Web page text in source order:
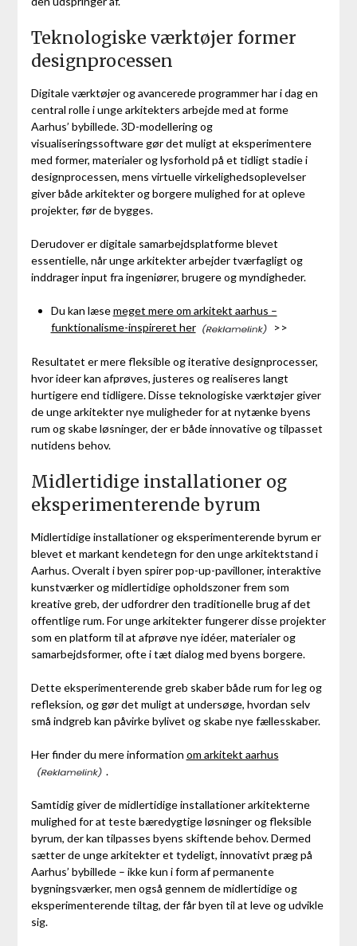
Teknologiske værktøjer former
designprocessen
Digitale værktøjer og avancerede programmer har i dag en
central rolle i unge arkitekters arbejde med at forme
Aarhus’ bybillede. 3D-modellering og
visualiseringssoftware gør det muligt at eksperimentere
med former, materialer og lysforhold på et tidligt stadie i
designprocessen, mens virtuelle virkelighedsoplevelser
giver både arkitekter og borgere mulighed for at opleve
projekter, før de bygges.
Derudover er digitale samarbejdsplatforme blevet
essentielle, når unge arkitekter arbejder tværfagligt og
inddrager input fra ingeniører, brugere og myndigheder.
Du kan læsemeget mere om arkitekt aarhus –
funktionalisme-inspireret her
>>
Resultatet er mere fleksible og iterative designprocesser,
hvor ideer kan afprøves, justeres og realiseres langt
hurtigere end tidligere. Disse teknologiske værktøjer giver
de unge arkitekter nye muligheder for at nytænke byens
rum og skabe løsninger, der er både innovative og tilpasset
nutidens behov.
Midlertidige installationer og
eksperimenterende byrum
Midlertidige installationer og eksperimenterende byrum er
blevet et markant kendetegn for den unge arkitektstand i
Aarhus. Overalt i byen spirer pop-up-pavilloner, interaktive
kunstværker og midlertidige opholdszoner frem som
kreative greb, der udfordrer den traditionelle brug af det
offentlige rum. For unge arkitekter fungerer disse projekter
som en platform til at afprøve nye idéer, materialer og
samarbejdsformer, ofte i tæt dialog med byens borgere.
Dette eksperimenterende greb skaber både rum for leg og
refleksion, og gør det muligt at undersøge, hvordan selv
små indgreb kan påvirke bylivet og skabe nye fællesskaber.
Her finder du mere information om arkitekt aarhus
.
Samtidig giver de midlertidige installationer arkitekterne
mulighed for at teste bæredygtige løsninger og fleksible
byrum, der kan tilpasses byens skiftende behov. Dermed
sætter de unge arkitekter et tydeligt, innovativt præg på
Aarhus’ bybillede – ikke kun i form af permanente
bygningsværker, men også gennem de midlertidige og
eksperimenterende tiltag, der får byen til at leve og udvikle
sig.